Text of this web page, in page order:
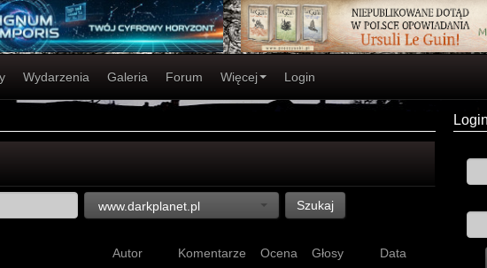
Wydarzenia Galeria Forum Więcej Login
www.darkplanet.pl Szukaj
Autor Komentarze Ocena Głosy Data
Login